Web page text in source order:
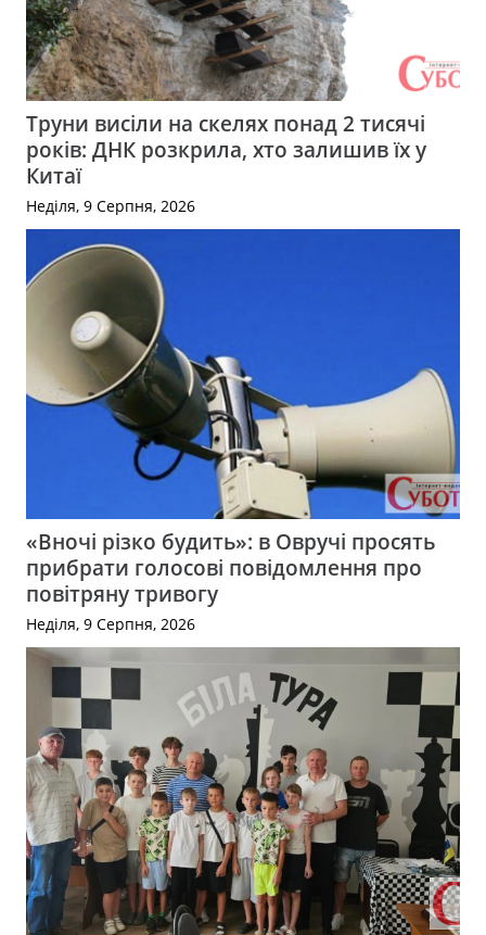
Труни висіли на скелях понад 2 тисячі
років: ДНК розкрила, хто залишив їх у
Китаї
Неділя, 9 Серпня, 2026
«Вночі різко будить»: в Овручі просять
прибрати голосові повідомлення про
повітряну тривогу
Неділя, 9 Серпня, 2026